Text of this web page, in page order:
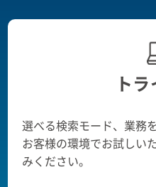
ト
選べる検索モード、業務
お客様の環境でお試しい
みください。